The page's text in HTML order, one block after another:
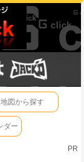
地図から探す
ダー
PR